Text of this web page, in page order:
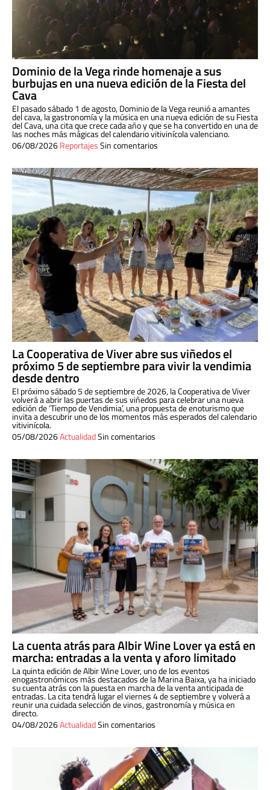
Dominio de la Vega rinde homenaje a sus
burbujas en una nueva edición de la Fiesta del
Cava
El pasado sábado 1 de agosto, Dominio de la Vega reunió a amantes
del cava, la gastronomía y la música en una nueva edición de su Fiesta
del Cava, una cita que crece cada año y que se ha convertido en una de
las noches más mágicas del calendario vitivinícola valenciano.
06/08/2026ReportajesSin comentarios
La Cooperativa de Viver abre sus viñedos el
próximo 5 de septiembre para vivir la vendimia
desde dentro
El próximo sábado 5 de septiembre de 2026, la Cooperativa de Viver
volverá a abrir las puertas de sus viñedos para celebrar una nueva
edición de ‘Tiempo de Vendimia’, una propuesta de enoturismo que
invita a descubrir uno de los momentos más esperados del calendario
vitivinícola.
05/08/2026ActualidadSin comentarios
La cuenta atrás para Albir Wine Lover ya está en
marcha: entradas a la venta y aforo limitado
La quinta edición de Albir Wine Lover, uno de los eventos
enogastronómicos más destacados de la Marina Baixa, ya ha iniciado
su cuenta atrás con la puesta en marcha de la venta anticipada de
entradas. La cita tendrá lugar el viernes 4 de septiembre y volverá a
reunir una cuidada selección de vinos, gastronomía y música en
directo.
04/08/2026ActualidadSin comentarios